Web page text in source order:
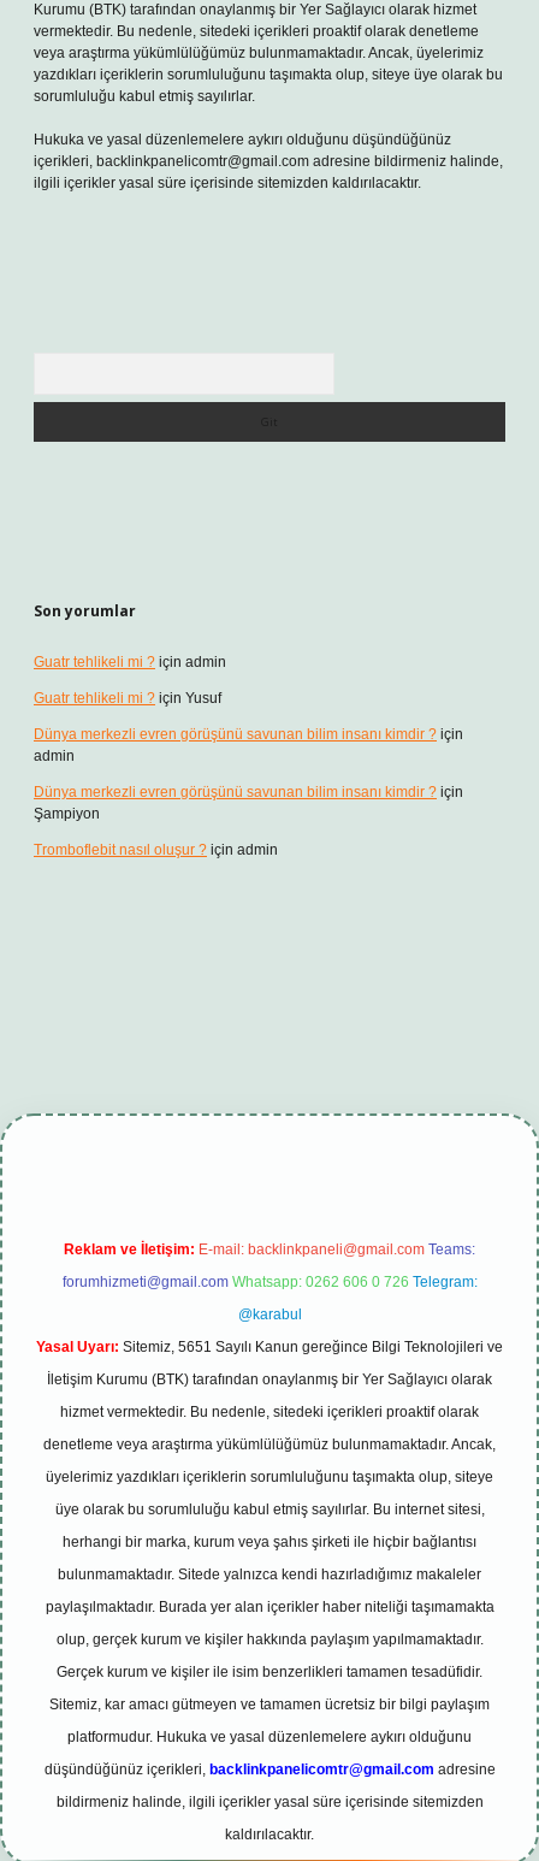
Kurumu (BTK) tarafından onaylanmış bir Yer Sağlayıcı olarak hizmet
vermektedir. Bu nedenle, sitedeki içerikleri proaktif olarak denetleme
veya araştırma yükümlülüğümüz bulunmamaktadır. Ancak, üyelerimiz
yazdıkları içeriklerin sorumluluğunu taşımakta olup, siteye üye olarak bu
sorumluluğu kabul etmiş sayılırlar.
Hukuka ve yasal düzenlemelere aykırı olduğunu düşündüğünüz
içerikleri, backlinkpanelicomtr@gmail.com adresine bildirmeniz halinde,
ilgili içerikler yasal süre içerisinde sitemizden kaldırılacaktır.
Son yorumlar
Guatr tehlikeli mi ? için admin
Guatr tehlikeli mi ? için Yusuf
Dünya merkezli evren görüşünü savunan bilim insanı kimdir ? için
admin
Dünya merkezli evren görüşünü savunan bilim insanı kimdir ? için
Şampiyon
Tromboflebit nasıl oluşur ? için admin
girişbetexper güncel
Reklam ve İletişim: E-mail: backlinkpaneli@gmail.com Teams:
forumhizmeti@gmail.com Whatsapp: 0262 606 0 726 Telegram:
@karabul
Yasal Uyarı: Sitemiz, 5651 Sayılı Kanun gereğince Bilgi Teknolojileri ve
İletişim Kurumu (BTK) tarafından onaylanmış bir Yer Sağlayıcı olarak
hizmet vermektedir. Bu nedenle, sitedeki içerikleri proaktif olarak
denetleme veya araştırma yükümlülüğümüz bulunmamaktadır. Ancak,
üyelerimiz yazdıkları içeriklerin sorumluluğunu taşımakta olup, siteye
üye olarak bu sorumluluğu kabul etmiş sayılırlar. Bu internet sitesi,
herhangi bir marka, kurum veya şahıs şirketi ile hiçbir bağlantısı
bulunmamaktadır. Sitede yalnızca kendi hazırladığımız makaleler
paylaşılmaktadır. Burada yer alan içerikler haber niteliği taşımamakta
olup, gerçek kurum ve kişiler hakkında paylaşım yapılmamaktadır.
Gerçek kurum ve kişiler ile isim benzerlikleri tamamen tesadüfidir.
Sitemiz, kar amacı gütmeyen ve tamamen ücretsiz bir bilgi paylaşım
platformudur. Hukuka ve yasal düzenlemelere aykırı olduğunu
düşündüğünüz içerikleri, backlinkpanelicomtr@gmail.com adresine
bildirmeniz halinde, ilgili içerikler yasal süre içerisinde sitemizden
kaldırılacaktır.